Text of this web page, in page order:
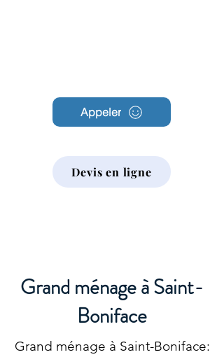
Appeler
Devis en ligne
Grand ménage à Saint-
Boniface
Grand ménage à Saint-Boniface: